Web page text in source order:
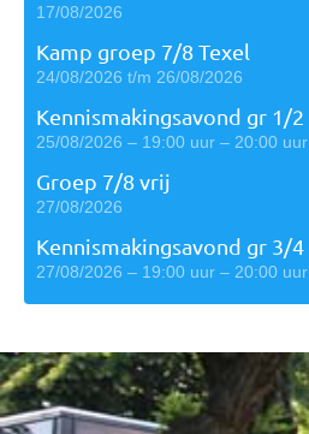
17/08/2026
Kamp groep 7/8 Texel
24/08/2026 t/m 26/08/2026
Kennismakingsavond gr 1/2
25/08/2026 – 19:00 uur – 20:00 uur
Groep 7/8 vrij
27/08/2026
Kennismakingsavond gr 3/4
27/08/2026 – 19:00 uur – 20:00 uur